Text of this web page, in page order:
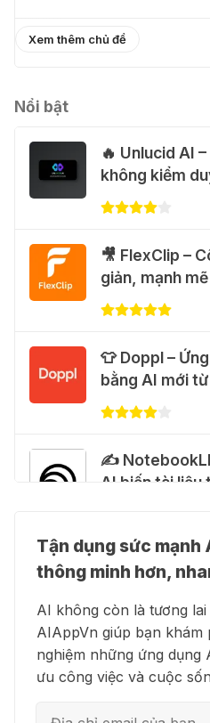
💃 Tạo video
Flow Motion
31 Thg 07 2026
🐈 Nhận miễn
hình ảnh mỗi
31 Thg 07 2026
🎁 Hướng dẫn
tháng miễn phí
Cảnh báo:
hướng dẫn
🍎 Claude for
15 Thg 07 2026
🎁 Hướng dẫn
Business miễn
Xem thêm chủ đề
Nổi bật
🔥 Unlucid AI
không kiểm
🎥 FlexClip –
giản, mạnh mẽ
👕 Doppl –
bằng AI mới
✍️
AI biến tài
👗 Higgsfield
thành phim
💻 Blackbox
thông minh
Tận dụng sức mạnh
thông minh hơn,
AI không còn là tương
AIAppVn giúp bạn khám
nghiệm những ứng dụng
ưu công việc và cuộc